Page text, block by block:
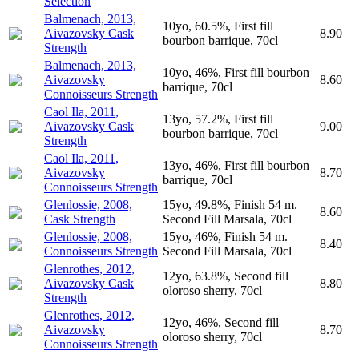
Balmenach, 2013,
Aivazovsky Cask
Strength
10yo, 60.5%, First fill
bourbon barrique, 70cl
8.90
Balmenach, 2013,
Aivazovsky
Connoisseurs Strength
10yo, 46%, First fill bourbon
barrique, 70cl
8.60
Caol Ila, 2011,
Aivazovsky Cask
Strength
13yo, 57.2%, First fill
bourbon barrique, 70cl
9.00
Caol Ila, 2011,
Aivazovsky
Connoisseurs Strength
13yo, 46%, First fill bourbon
barrique, 70cl
8.70
Glenlossie, 2008,
Cask Strength
15yo, 49.8%, Finish 54 m.
Second Fill Marsala, 70cl
8.60
Glenlossie, 2008,
Connoisseurs Strength
15yo, 46%, Finish 54 m.
Second Fill Marsala, 70cl
8.40
Glenrothes, 2012,
Aivazovsky Cask
Strength
12yo, 63.8%, Second fill
oloroso sherry, 70cl
8.80
Glenrothes, 2012,
Aivazovsky
Connoisseurs Strength
12yo, 46%, Second fill
oloroso sherry, 70cl
8.70